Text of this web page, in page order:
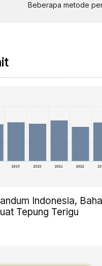
Beberapa metode
Indonesia,
Tepung Terigu